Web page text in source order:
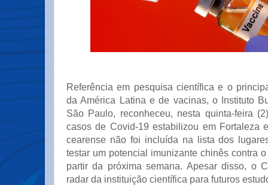
Referência em pesquisa científica e o
da América Latina e de vacinas, o Instituto
São Paulo, reconheceu, nesta quinta-feira
casos de Covid-19 estabilizou em Fortaleza
cearense não foi incluída na lista dos
testar um potencial imunizante chinês contra
partir da próxima semana. Apesar disso, o
radar da instituição científica para futuros